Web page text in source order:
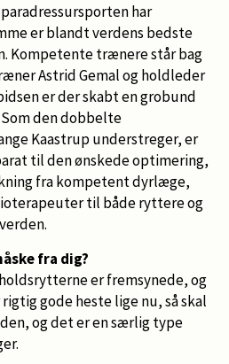
har
er blandt verdens bedste
Kompetente trænere står bag
Astrid Gemal og holdleder
er der skabt en grobund
den dobbelte
Kaastrup understreger, er
til den ønskede optimering,
fra kompetent dyrlæge,
til både ryttere og
fra dig?
er fremsynede, og
gode heste lige nu, så skal
og det er en særlig type